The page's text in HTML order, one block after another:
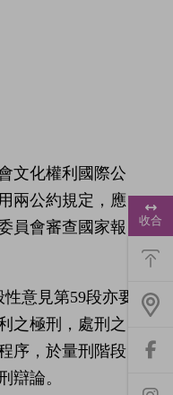
文化權利國際公
兩公約規定，應
員會審查國家報
意見第59段亦要
之極刑，處刑之
序，於量刑階段
辯論。
動
功
收合
f